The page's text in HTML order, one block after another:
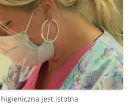
jest istotna